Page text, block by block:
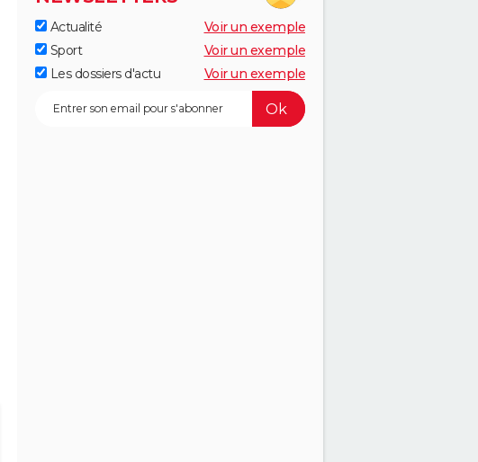
Actualité
Voir un exemple
Sport
Voir un exemple
Les dossiers d'actu
Voir un exemple